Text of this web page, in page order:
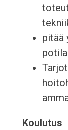
pitää
Koulutus